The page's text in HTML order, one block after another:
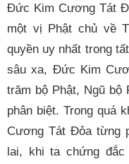
Đức Kim Cương Tát
một vị Phật chủ về
quyền uy nhất trong
sâu xa, Đức Kim
trăm bộ Phật, Ngũ bộ
phân biệt. Trong quá
Cương Tát Đỏa từng
lai, khi ta chứng đắc